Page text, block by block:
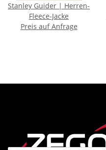
Stanley Guider | Herren-
Fleece-Jacke
Preis auf Anfrage